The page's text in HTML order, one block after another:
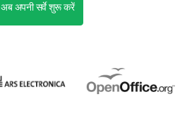
अब अपनी सर्वे शुरू करें